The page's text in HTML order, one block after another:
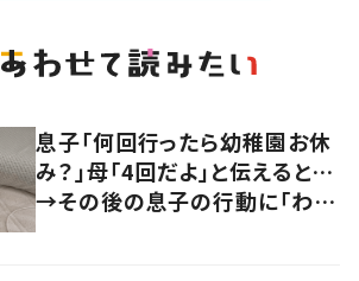
息子「何回行ったら幼稚園お休
み？」母「4回だよ」と伝えると…
→その後の息子の行動に「わか